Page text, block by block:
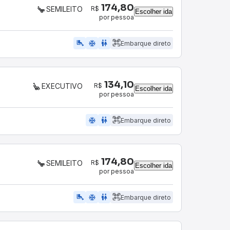
SEMILEITO R$ 174,80
por pessoa
Escolher ida
airline_seat_legroom_extra ac_unit WC Embarque direto
EXECUTIVO R$ 134,10
por pessoa
Escolher ida
ac_unit wc Embarque direto
SEMILEITO R$ 174,80
por pessoa
Escolher ida
airline_seat_legroom_extra ac_unit WC Embarque direto